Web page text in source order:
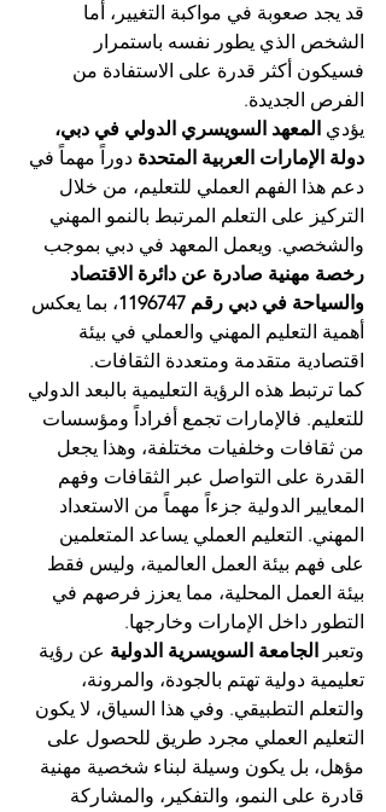
قد يجد صعوبة في مواكبة التغيير، أما
الشخص الذي يطور نفسه باستمرار
فسيكون أكثر قدرة على الاستفادة من
الفرص الجديدة.
يؤدي المعهد السويسري الدولي في دبي،
دولة الإمارات العربية المتحدة دوراً مهماً في
دعم هذا الفهم العملي للتعليم، من خلال
التركيز على التعلم المرتبط بالنمو المهني
والشخصي. ويعمل المعهد في دبي بموجب
رخصة مهنية صادرة عن دائرة الاقتصاد
والسياحة في دبي رقم 1196747
، بما يعكس
أهمية التعليم المهني والعملي في بيئة
اقتصادية متقدمة ومتعددة الثقافات.
كما ترتبط هذه الرؤية التعليمية بالبعد الدولي
للتعليم. فالإمارات تجمع أفراداً ومؤسسات
من ثقافات وخلفيات مختلفة، وهذا يجعل
القدرة على التواصل عبر الثقافات وفهم
المعايير الدولية جزءاً مهماً من الاستعداد
المهني. التعليم العملي يساعد المتعلمين
على فهم بيئة العمل العالمية، وليس فقط
بيئة العمل المحلية، مما يعزز فرصهم في
التطور داخل الإمارات وخارجها.
وتعبر الجامعة السويسرية الدولية عن رؤية
تعليمية دولية تهتم بالجودة، والمرونة،
والتعلم التطبيقي. وفي هذا السياق، لا يكون
التعليم العملي مجرد طريق للحصول على
مؤهل، بل يكون وسيلة لبناء شخصية مهنية
قادرة على النمو، والتفكير، والمشاركة